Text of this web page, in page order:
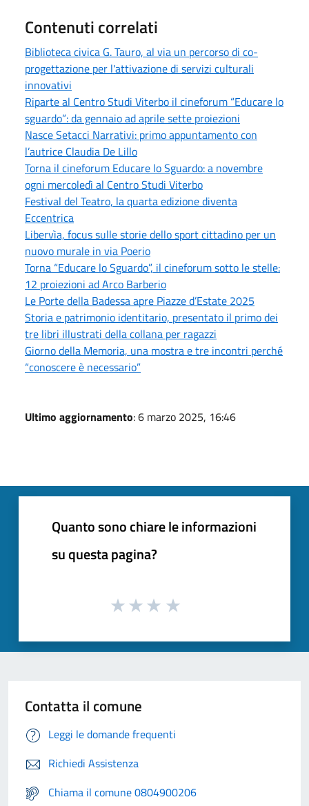
Contenuti correlati
Biblioteca civica G. Tauro, al via un percorso di co-
progettazione per l'attivazione di servizi culturali
innovativi
Riparte al Centro Studi Viterbo il cineforum “Educare lo
sguardo”: da gennaio ad aprile sette proiezioni
Nasce Setacci Narrativi: primo appuntamento con
l’autrice Claudia De Lillo
Torna il cineforum Educare lo Sguardo: a novembre
ogni mercoledì al Centro Studi Viterbo
Festival del Teatro, la quarta edizione diventa
Eccentrica
Libervìa, focus sulle storie dello sport cittadino per un
nuovo murale in via Poerio
Torna “Educare lo Sguardo”, il cineforum sotto le stelle:
12 proiezioni ad Arco Barberio
Le Porte della Badessa apre Piazze d’Estate 2025
Storia e patrimonio identitario, presentato il primo dei
tre libri illustrati della collana per ragazzi
Giorno della Memoria, una mostra e tre incontri perché
“conoscere è necessario”
Ultimo aggiornamento: 6 marzo 2025, 16:46
Quanto sono chiare le informazioni
su questa pagina?
Contatta il comune
Leggi le domande frequenti
Richiedi Assistenza
Chiama il comune 0804900206